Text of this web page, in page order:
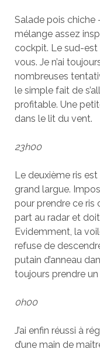
Salade pois chiche
mélange assez
cockpit. Le sud-
vous. Je n’ai
nombreuses
le simple fait de
profitable. Une
dans le lit du vent.
23h00
Le deuxième ris
grand largue.
pour prendre ce ris
part au radar et
Evidemment, la
refuse de
putain d’anneau
toujours prendre
0h00
J’ai enfin réussi à
d’une main de